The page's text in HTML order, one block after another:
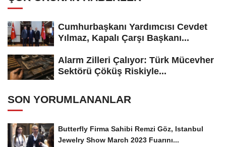
Cumhurbaşkanı Yardımcısı Cevdet
Yılmaz, Kapalı Çarşı Başkanı...
Alarm Zilleri Çalıyor: Türk Mücevher
Sektörü Çöküş Riskiyle...
SON YORUMLANANLAR
Butterfly Firma Sahibi Remzi Göz, Istanbul
Jewelry Show March 2023 Fuarını...